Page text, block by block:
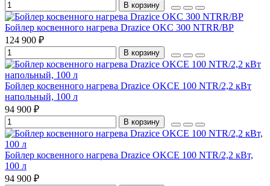
В корзину
Бойлер косвенного нагрева Drazice OKC 300 NTRR/BP
124 900 ₽
В корзину
Бойлер косвенного нагрева Drazice OKCE 100 NTR/2,2 кВт
напольный, 100 л
94 900 ₽
В корзину
Бойлер косвенного нагрева Drazice OKCE 100 NTR/2,2 кВт,
100 л
94 900 ₽